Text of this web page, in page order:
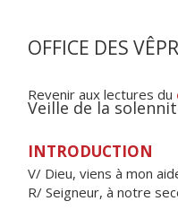
OFFICE DES
Revenir aux lectures du
Veille de la
INTRODUCTION
V/ Dieu, viens à mon
R/ Seigneur, à notre